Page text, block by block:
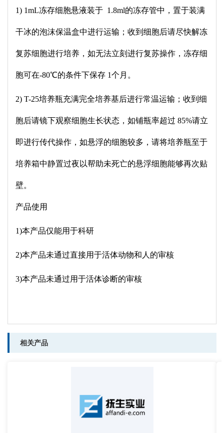
1) 1mL冻存细胞悬液装于 1.8ml的冻存管中，置于装满
干冰的泡沫保温盒中进行运输；收到细胞后请尽快解冻
复苏细胞进行培养，如无法立刻进行复苏操作，冻存细
胞可在-80℃的条件下保存 1个月。
2) T-25培养瓶充满完全培养基后进行常温运输；收到细
胞后请镜下观察细胞生长状态，如铺瓶率超过 85%请立
即进行传代操作，如悬浮的细胞较多，请将培养瓶至于
培养箱中静置过夜以帮助未死亡的悬浮细胞能够再次贴
壁。
产品使用
1)本产品仅能用于科研
2)本产品未通过直接用于活体动物和人的审核
3)本产品未通过用于活体诊断的审核
相关产品